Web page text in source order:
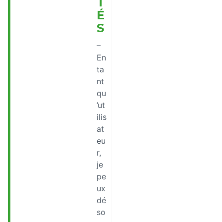
É
S
–
En
ta
nt
qu
’ut
ilis
at
eu
r,
je
pe
ux
dé
so